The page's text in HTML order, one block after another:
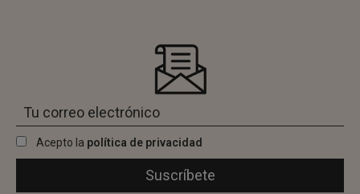
Acepto la política de privacidad